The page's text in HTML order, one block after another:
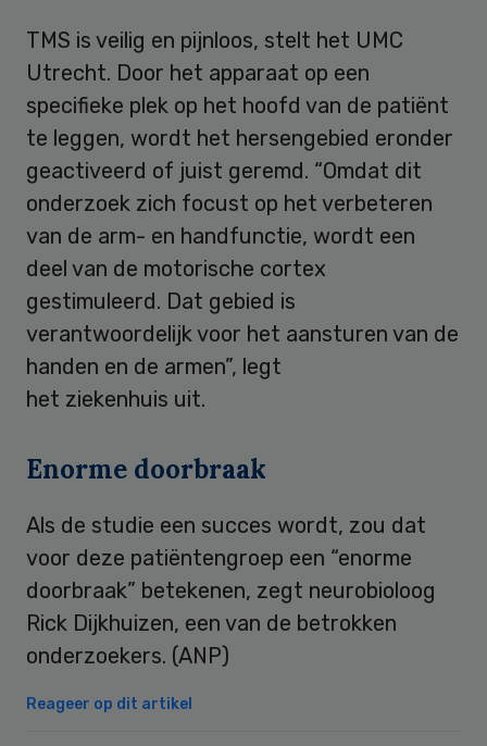
TMS is veilig en pijnloos, stelt het UMC
Utrecht. Door het apparaat op een
specifieke plek op het hoofd van de patiënt
te leggen, wordt het hersengebied eronder
geactiveerd of juist geremd. “Omdat dit
onderzoek zich focust op het verbeteren
van de arm- en handfunctie, wordt een
deel van de motorische cortex
gestimuleerd. Dat gebied is
verantwoordelijk voor het aansturen van de
handen en de armen”, legt
het ziekenhuis uit.
Enorme doorbraak
Als de studie een succes wordt, zou dat
voor deze patiëntengroep een “enorme
doorbraak” betekenen, zegt neurobioloog
Rick Dijkhuizen, een van de betrokken
onderzoekers. (ANP)
Reageer op dit artikel